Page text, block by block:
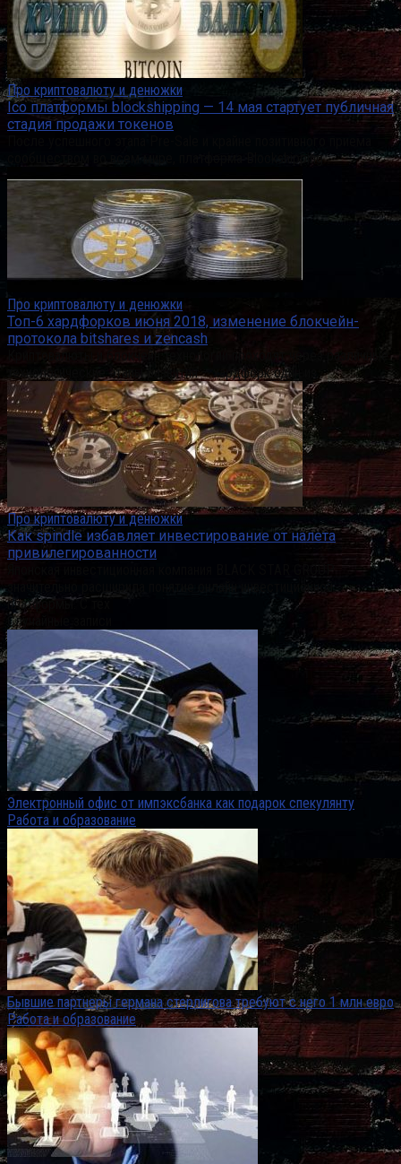
Про криптовалюту и денюжки
Ico платформы blockshipping — 14 мая стартует публичная
стадия продажи токенов
сообществом во всем мире, платформа Blockshipping
Про криптовалюту и денюжки
Топ-6 хардфорков июня 2018, изменение блокчейн-
протокола bitshares и zencash
Криптовалюты и блокчейн технологии проходят через различные
технологические этапы развития – хардфорк один из
Про криптовалюту и денюжки
Как spindle избавляет инвестирование от налета
привилегированности
Японская инвестиционная компания BLACK STAR GROUP
значительно расширила понятие онлайн инвестиционной
платформы. С тех
Случайные записи
Электронный офис от импэксбанка как подарок спекулянту
Работа и образование
Бывшие партнеры германа стерлигова требуют с него 1 млн евро
Работа и образование